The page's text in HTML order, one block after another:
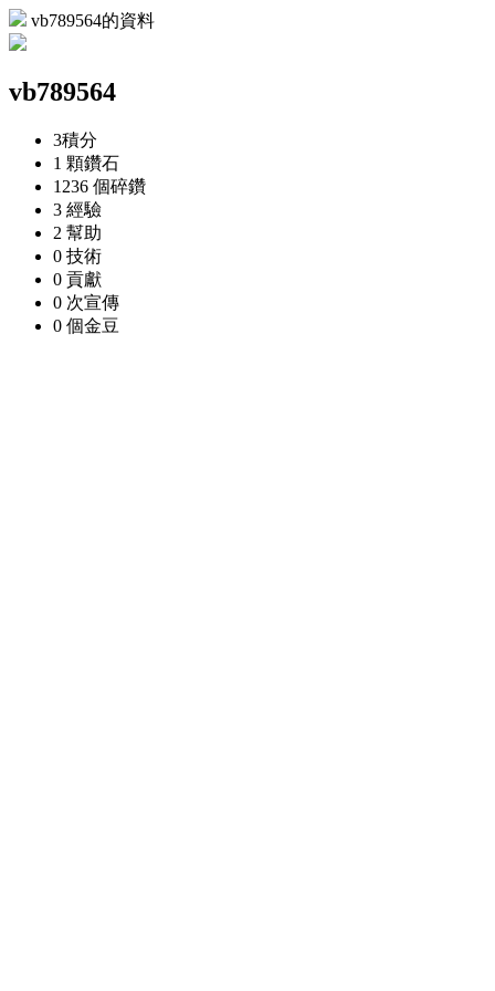
vb789564的資料
vb789564
3積分
1 顆鑽石
1236 個碎鑽
3 經驗
2 幫助
0 技術
0 貢獻
0 次宣傳
0 個金豆